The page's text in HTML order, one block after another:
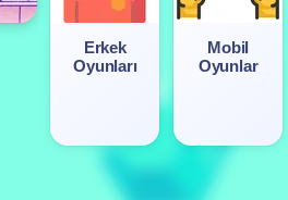
Erkek
Oyunları
Mobil
Oyunlar